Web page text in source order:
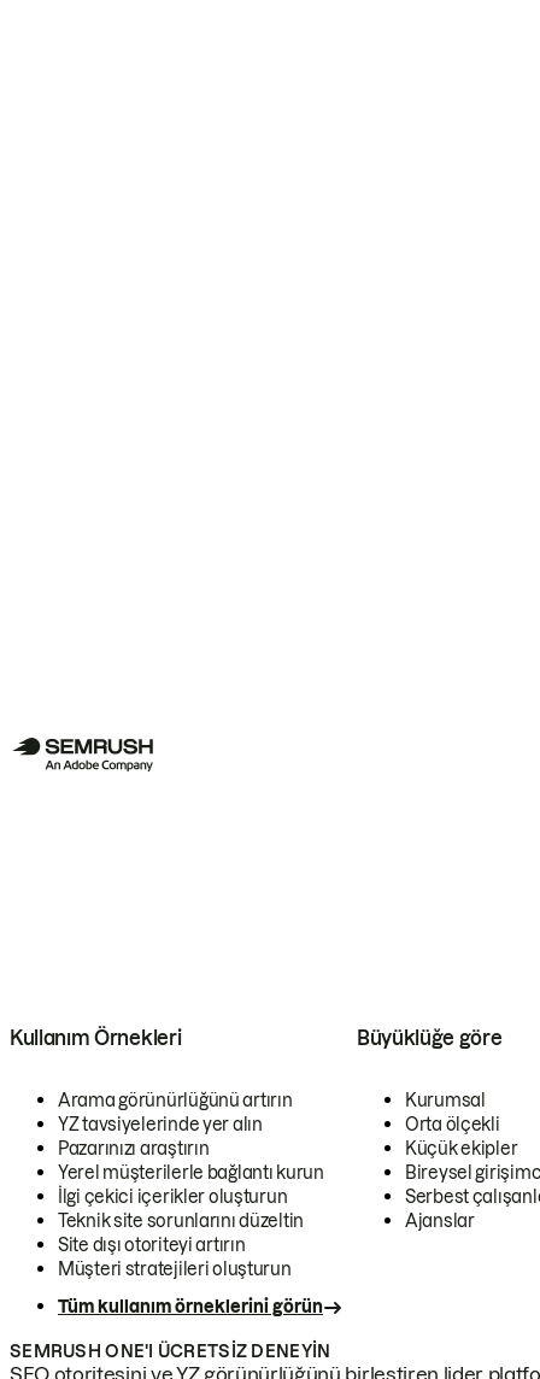
Kullanım Örnekleri
Arama görünürlüğünü artırın
YZ tavsiyelerinde yer alın
Pazarınızı araştırın
Yerel müşterilerle bağlantı kurun
İlgi çekici içerikler oluşturun
Teknik site sorunlarını düzeltin
Site dışı otoriteyi artırın
Müşteri stratejileri oluşturun
Tüm kullanım örneklerini görün
Büyüklüğe göre
Kurumsal
Orta ölçekli
Küçük ekipler
Bireysel
Serbest
Ajanslar
SEMRUSH ONE'I ÜCRETSIZ DENEYIN
SEO otoritesini ve YZ görünürlüğünü birleştiren lider